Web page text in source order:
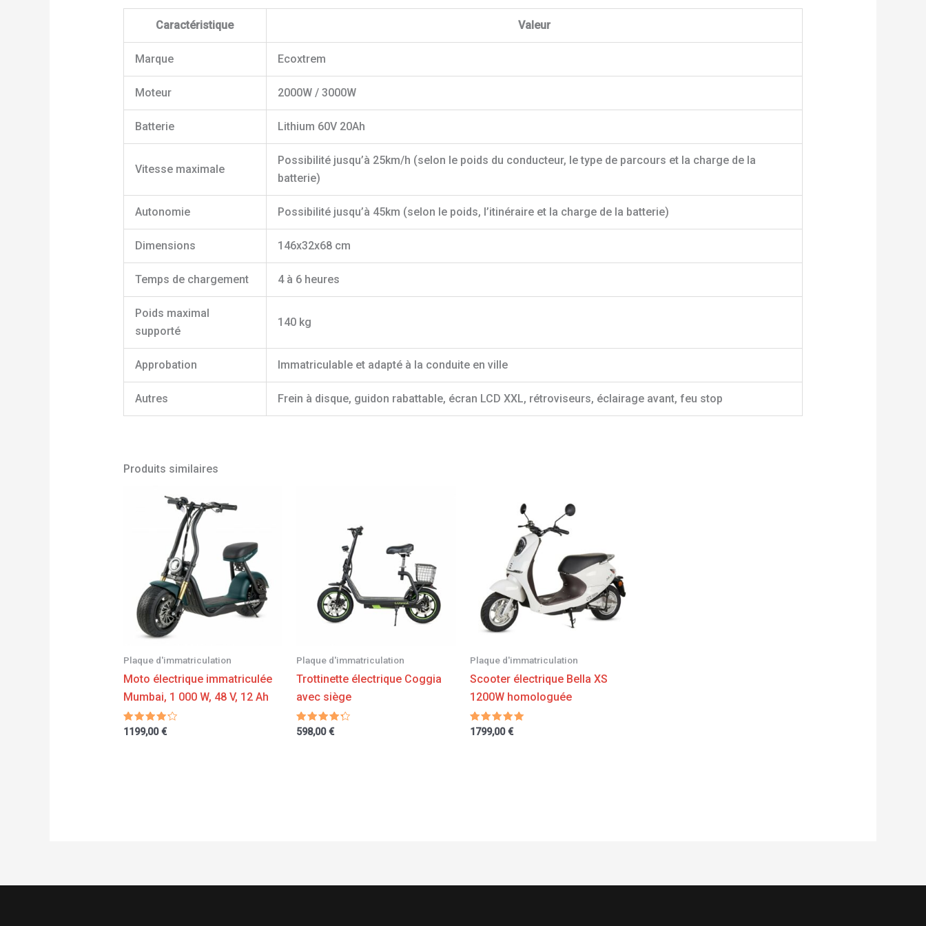
Caractéristique Valeur
Marque Ecoxtrem
Moteur 2000W / 3000W
Batterie Lithium 60V 20Ah
Vitesse maximale
Possibilité jusqu’à 25km/h (selon le poids du conducteur, le type de parcours et la charge de la
batterie)
Autonomie Possibilité jusqu’à 45km (selon le poids, l’itinéraire et la charge de la batterie)
Dimensions 146x32x68 cm
Temps de chargement 4 à 6 heures
Poids maximal
supporté
140 kg
Approbation Immatriculable et adapté à la conduite en ville
Autres Frein à disque, guidon rabattable, écran LCD XXL, rétroviseurs, éclairage avant, feu stop
Produits similaires
Plaque d'immatriculation
Moto électrique immatriculée
Mumbai, 1 000 W, 48 V, 12 Ah
Note
4.00
1199,00€
Plaque d'immatriculation
Trottinette électrique Coggia
avec siège
Note
4.00
598,00€
Plaque d'immatriculation
Scooter électrique Bella XS
1200W homologuée
Note
5.00
1799,00€